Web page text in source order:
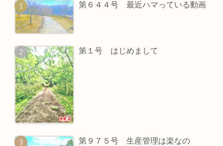
第６４４号 最近ハマっている動画
第１号 はじめまして
第９７５号 生産管理は楽なの